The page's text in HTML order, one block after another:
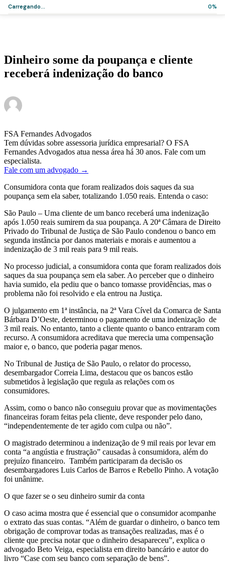
Home>Artigos
Dinheiro some da poupança e cliente receberá indenização
do banco
Dinheiro some da poupança e cliente
receberá indenização do banco
Carregando... 0%
FSA Fernandes Advogados
Tem dúvidas sobre assessoria jurídica empresarial? O FSA
Fernandes Advogados atua nessa área há 30 anos. Fale com um
especialista.
Fale com um advogado →
Consumidora conta que foram realizados dois saques da sua
poupança sem ela saber, totalizando 1.050 reais. Entenda o caso:
São Paulo – Uma cliente de um banco receberá uma indenização
após 1.050 reais sumirem da sua poupança. A 20ª Câmara de Direito
Privado do Tribunal de Justiça de São Paulo condenou o banco em
segunda instância por danos materiais e morais e aumentou a
indenização de 3 mil reais para 9 mil reais.
No processo judicial, a consumidora conta que foram realizados dois
saques da sua poupança sem ela saber. Ao perceber que o dinheiro
havia sumido, ela pediu que o banco tomasse providências, mas o
problema não foi resolvido e ela entrou na Justiça.
O julgamento em 1ª instância, na 2ª Vara Cível da Comarca de Santa
Bárbara D’Oeste, determinou o pagamento de uma indenização de
3 mil reais. No entanto, tanto a cliente quanto o banco entraram com
recurso. A consumidora acreditava que merecia uma compensação
maior e, o banco, que poderia pagar menos.
No Tribunal de Justiça de São Paulo, o relator do processo,
desembargador Correia Lima, destacou que os bancos estão
submetidos à legislação que regula as relações com os
consumidores.
Assim, como o banco não conseguiu provar que as movimentações
financeiras foram feitas pela cliente, deve responder pelo dano,
“independentemente de ter agido com culpa ou não”.
O magistrado determinou a indenização de 9 mil reais por levar em
conta “a angústia e frustração” causadas à consumidora, além do
prejuízo financeiro. Também participaram da decisão os
desembargadores Luis Carlos de Barros e Rebello Pinho. A votação
foi unânime.
O que fazer se o seu dinheiro sumir da conta
O caso acima mostra que é essencial que o consumidor acompanhe
o extrato das suas contas. “Além de guardar o dinheiro, o banco tem
obrigação de comprovar todas as transações realizadas, mas é o
cliente que precisa notar que o dinheiro desapareceu”, explica o
advogado Beto Veiga, especialista em direito bancário e autor do
livro “Case com seu banco com separação de bens”.